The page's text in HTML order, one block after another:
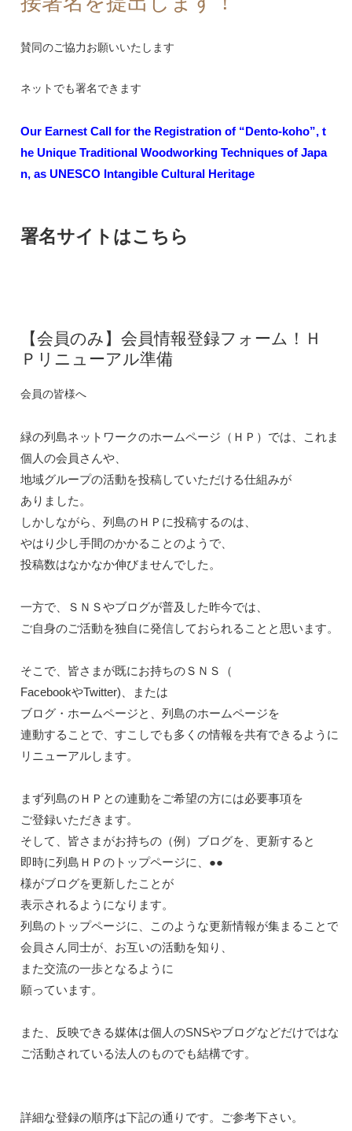
賛同のご協力お願いいたします
ネットでも署名できます
Our Earnest Call for the Registration of “Dento-koho”, t
he Unique Traditional Woodworking Techniques of Japa
n, as UNESCO Intangible Cultural Heritage
署名サイトはこちら
【会員のみ】会員情報登録フォーム！Ｈ
Ｐリニューアル準備
会員の皆様へ
緑の列島ネットワークのホームページ（ＨＰ）では、これま
個人の会員さんや、
地域グループの活動を投稿していただける仕組みが
ありました。
しかしながら、列島のＨＰに投稿するのは、
やはり少し手間のかかることのようで、
投稿数はなかなか伸びませんでした。
一方で、ＳＮＳやブログが普及した昨今では、
ご自身のご活動を独自に発信しておられることと思います。
そこで、皆さまが既にお持ちのＳＮＳ（
FacebookやTwitter)、または
ブログ・ホームページと、列島のホームページを
連動することで、すこしでも多くの情報を共有できるように
リニューアルします。
まず列島のＨＰとの連動をご希望の方には必要事項を
ご登録いただきます。
そして、皆さまがお持ちの（例）ブログを、更新すると
即時に列島ＨＰのトップページに、●●
様がブログを更新したことが
表示されるようになります。
列島のトップページに、このような更新情報が集まることで
会員さん同士が、お互いの活動を知り、
また交流の一歩となるように
願っています。
また、反映できる媒体は個人のSNSやブログなどだけではな
ご活動されている法人のものでも結構です。
詳細な登録の順序は下記の通りです。ご参考下さい。